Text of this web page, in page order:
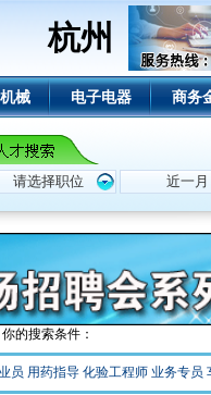
杭州
械 电子电器 商务
的搜索条件：
员 用药指导 化验工程师 业务专员